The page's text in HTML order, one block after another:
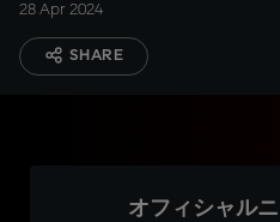
28 Apr 2024
SHARE
オフィシャル